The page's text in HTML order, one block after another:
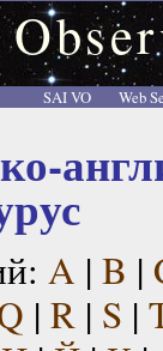
SAI VO
Web
A | B |
| R| S |